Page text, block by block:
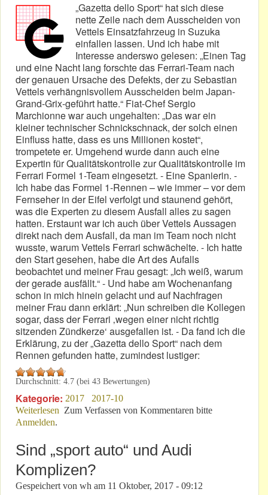
„Gazetta dello Sport“ hat sich diese
nette Zeile nach dem Ausscheiden von
Vettels Einsatzfahrzeug in Suzuka
einfallen lassen. Und ich habe mit
Interesse anderswo gelesen: „Einen Tag
und eine Nacht lang forschte das Ferrari-Team nach
der genauen Ursache des Defekts, der zu Sebastian
Vettels verhängnisvollem Ausscheiden beim Japan-
Grand-Grix-geführt hatte.“ Fiat-Chef Sergio
Marchionne war auch ungehalten: „Das war ein
kleiner technischer Schnickschnack, der solch einen
Einfluss hatte, dass es uns Millionen kostet“,
trompetete er. Umgehend wurde dann auch eine
Expertin für Qualitätskontrolle zur Qualitätskontrolle im
Ferrari Formel 1-Team eingesetzt. - Eine Spanierin. -
Ich habe das Formel 1-Rennen – wie immer – vor dem
Fernseher in der Eifel verfolgt und staunend gehört,
was die Experten zu diesem Ausfall alles zu sagen
hatten. Erstaunt war ich auch über Vettels Aussagen
direkt nach dem Ausfall, da man im Team noch nicht
wusste, warum Vettels Ferrari schwächelte. - Ich hatte
den Start gesehen, habe die Art des Aufalls
beobachtet und meiner Frau gesagt: „Ich weiß, warum
der gerade ausfällt.“ - Und habe am Wochenanfang
schon in mich hinein gelacht und auf Nachfragen
meiner Frau dann erklärt: „Nun schreiben die Kollegen
sogar, dass der Ferrari ‚wegen einer nicht richtig
sitzenden Zündkerze‘ ausgefallen ist. - Da fand ich die
Erklärung, zu der „Gazetta dello Sport“ nach dem
Rennen gefunden hatte, zumindest lustiger:
Durchschnitt: 4.7 (bei 43 Bewertungen)
Kategorie: 2017
2017-10
Weiterlesen über Japan-GP: „Eine Zündkerze verrät Vettel“
Zum Verfassen von Kommentaren bitte
Anmelden.
Sind „sport auto“ und Audi
Komplizen?
Gespeichert von wh am 11 Oktober, 2017 - 09:12